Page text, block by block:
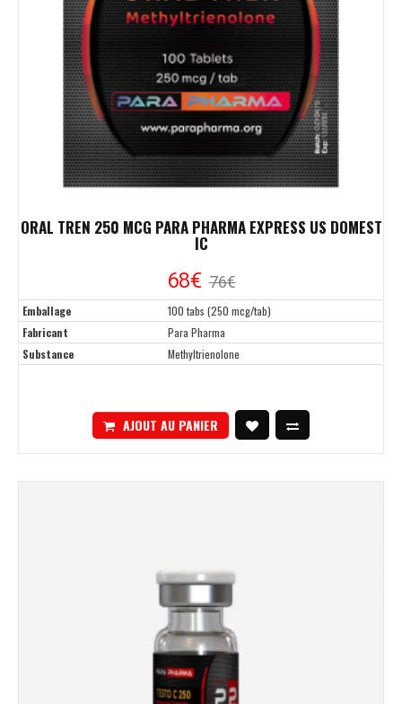
ORAL TREN 250 MCG PARA PHARMA EXPRESS US DOMEST
IC
68€ 76€
Emballage
100 tabs (250 mcg/tab)
Fabricant
Para Pharma
Substance
Methyltrienolone
AJOUT AU PANIER